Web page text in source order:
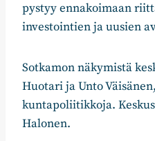
pystyy ennakoimaan
investointien ja uusien
Sotkamon näkymistä
Huotari ja Unto
kuntapoliitikkoja.
Halonen.